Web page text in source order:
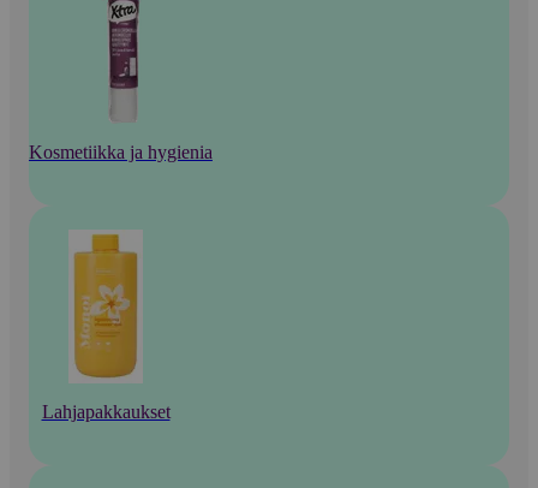
Kosmetiikka ja hygienia
Lahjapakkaukset